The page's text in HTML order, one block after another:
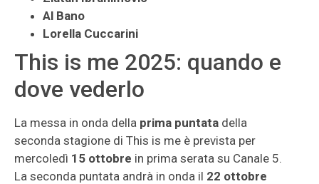
Al Bano
Lorella Cuccarini
This is me 2025: quando e
dove vederlo
La messa in onda della prima puntata della
seconda stagione di This is me è prevista per
mercoledì 15 ottobre in prima serata su Canale 5.
La seconda puntata andrà in onda il 22 ottobre